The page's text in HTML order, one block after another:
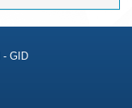
- GID